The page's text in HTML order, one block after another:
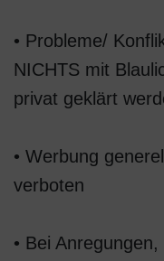
• Probleme/
NICHTS mit
privat geklärt
• Werbung
verboten
• Bei